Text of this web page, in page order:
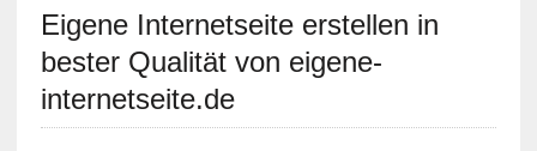
Eigene Internetseite erstellen in
bester Qualität von eigene-
internetseite.de